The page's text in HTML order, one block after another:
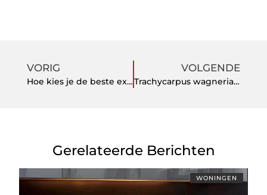
VORIG
Hoe kies je de beste examenvorm voor het halen van je autotheorie?
VOLGENDE
Trachycarpus wagnerianus: de ideale palm voor de Nederlandse tuin
Gerelateerde Berichten
WONINGEN